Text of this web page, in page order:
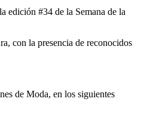
edición #34 de la Semana de la
con la presencia de reconocidos
de Moda, en los siguientes